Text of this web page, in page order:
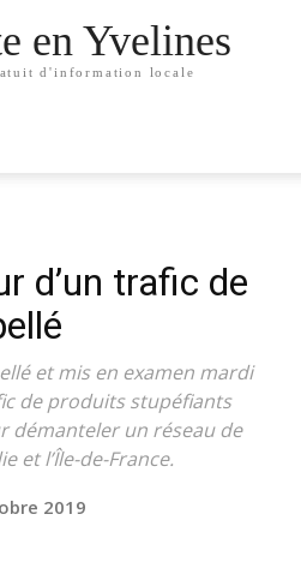
en Yvelines
d'information locale
d’un trafic de
et mis en examen mardi
de produits stupéfiants
démanteler un réseau de
et l’Île-de-France.
2019